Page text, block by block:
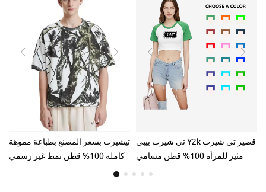
تيشيرت بسعر المصنع بطباعة مموهة
كاملة 100% قطن نمط غير رسمي
مقاس كبير مناسب قصير الطول
تي شيرت بيبي Y2k قصير تي شيرت
مثير للمرأة 100% قطن مسامي